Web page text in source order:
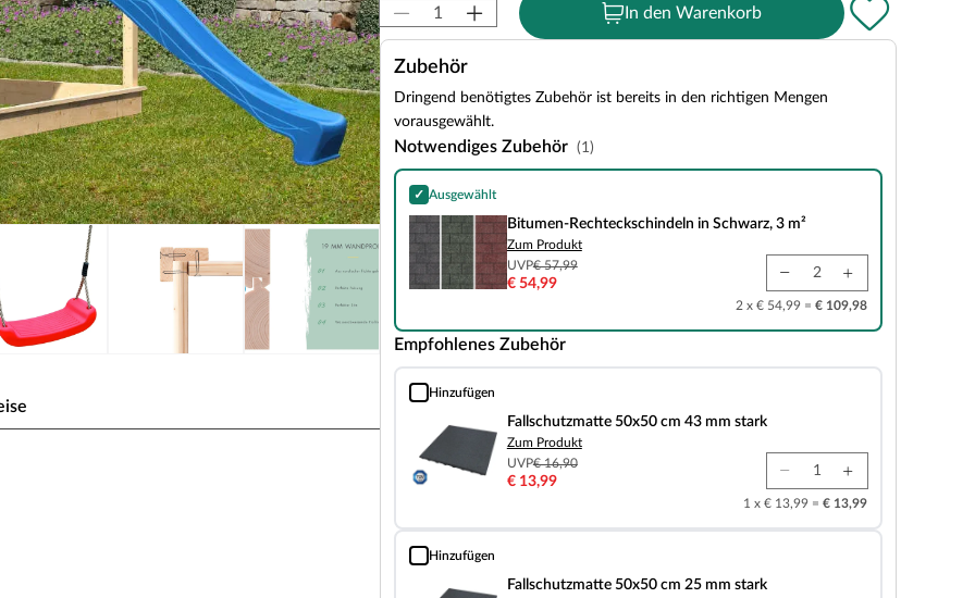
In den Warenkorb
Zubehör
Dringend benötigtes Zubehör ist bereits in den richtigen Mengen
vorausgewählt.
Notwendiges Zubehör (1)
✓ Ausgewählt
Bitumen-Rechteckschindeln in Schwarz, 3 m²
Bitumen-Rechteckschindeln in Schwarz, 3 m²
Zum Produkt
UVP€ 57,99
€ 54,99
2 x € 54,99 = € 109,98
Empfohlenes Zubehör
Hinzufügen
Fallschutzmatte 50x50 cm 43 mm stark
Fallschutzmatte 50x50 cm 43 mm stark
Zum Produkt
UVP€ 16,90
€ 13,99
1 x € 13,99 = € 13,99
Hinzufügen
Fallschutzmatte 50x50 cm 25 mm stark
Fallschutzmatte 50x50 cm 25 mm stark